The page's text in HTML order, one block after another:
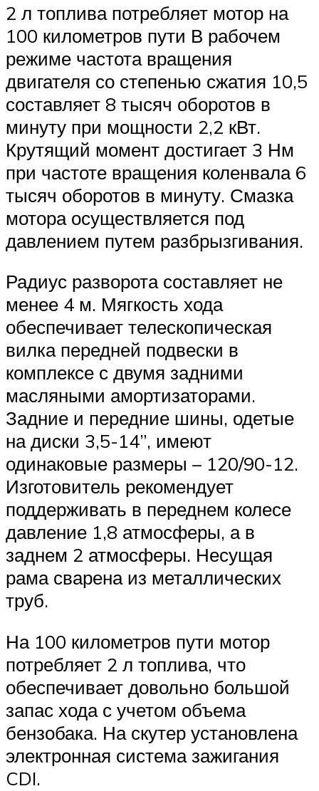
2 л топлива потребляет мотор на
100 километров пути В рабочем
режиме частота вращения
двигателя со степенью сжатия 10,5
составляет 8 тысяч оборотов в
минуту при мощности 2,2 кВт.
Крутящий момент достигает 3 Нм
при частоте вращения коленвала 6
тысяч оборотов в минуту. Смазка
мотора осуществляется под
давлением путем разбрызгивания.
Радиус разворота составляет не
менее 4 м. Мягкость хода
обеспечивает телескопическая
вилка передней подвески в
комплексе с двумя задними
масляными амортизаторами.
Задние и передние шины, одетые
на диски 3,5-14”, имеют
одинаковые размеры – 120/90-12.
Изготовитель рекомендует
поддерживать в переднем колесе
давление 1,8 атмосферы, а в
заднем 2 атмосферы. Несущая
рама сварена из металлических
труб.
На 100 километров пути мотор
потребляет 2 л топлива, что
обеспечивает довольно большой
запас хода с учетом объема
бензобака. На скутер установлена
электронная система зажигания
CDI.